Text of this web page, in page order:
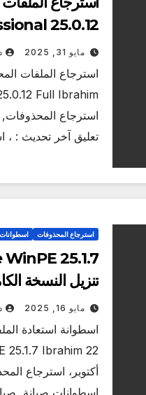
25.0.12
[2025]
مايو 31, 2025
استرجاع
تعليق آخر تحديث : ،
استرجاع المحذوفات
25.1.7
تنزيل النسخة
مايو 16, 2025
اسطوانة استعادة
25.1.7 Ibrahim 22
أكتوبر، استرجاع
اسطوانات صيانة,